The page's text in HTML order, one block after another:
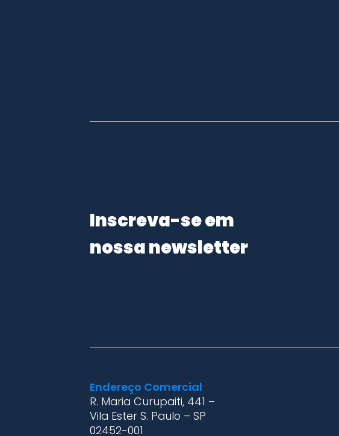
Inscreva-se em
nossa newsletter
Endereço Comercial
R. Maria Curupaiti, 441 –
Vila Ester S. Paulo – SP
02452-001